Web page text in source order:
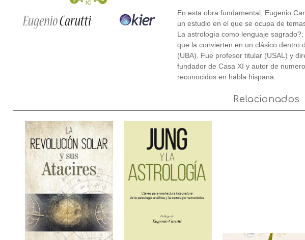
En esta obra fundamental, Eugenio
un estudio en el que se ocupa de
La astrología como lenguaje
que la convierten en un clásico dentro
(UBA). Fue profesor titular (USAL) y
fundador de Casa XI y autor de
reconocidos en habla hispana.
Relacionados